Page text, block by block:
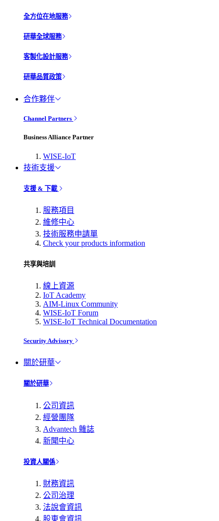
全方位在地服務
研華全球服務
客製化設計服務
研華品質政策
合作夥伴
Channel Partners
Business Alliance Partner
WISE-IoT
技術支援
支援 & 下載
服務項目
維修中心
技術服務申請單
Check your products information
共享與培訓
線上資源
IoT Academy
AIM-Linux Community
WISE-IoT Forum
WISE-IoT Technical Documentation
Security Advisory
關於研華
關於研華
公司資訊
經營團隊
Advantech 雜誌
新聞中心
投資人關係
財務資訊
公司治理
法說會資訊
股東會資訊